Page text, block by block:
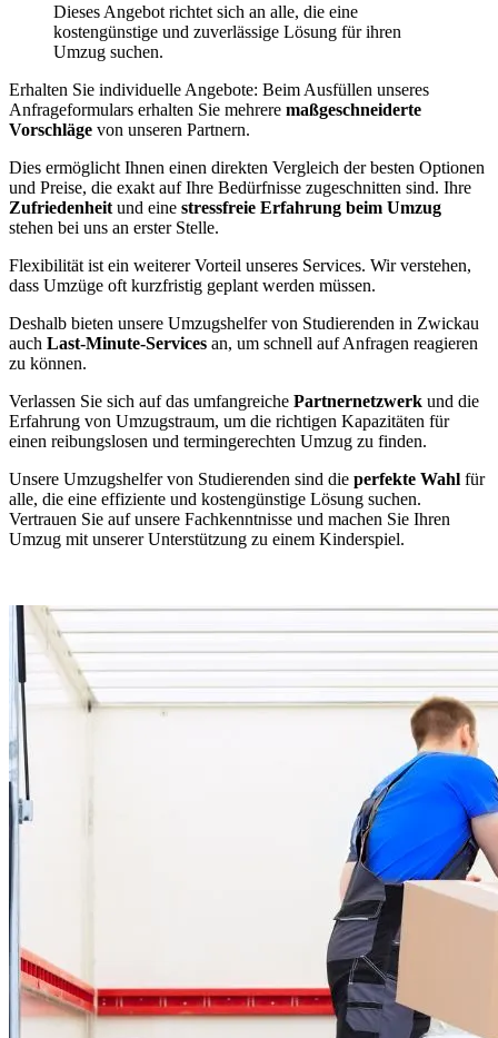
Dieses Angebot richtet sich an alle, die eine
kostengünstige und zuverlässige Lösung für ihren
Umzug suchen.
Erhalten Sie individuelle Angebote: Beim Ausfüllen unseres
Anfrageformulars erhalten Sie mehrere maßgeschneiderte
Vorschläge von unseren Partnern.
Dies ermöglicht Ihnen einen direkten Vergleich der besten Optionen
und Preise, die exakt auf Ihre Bedürfnisse zugeschnitten sind. Ihre
Zufriedenheit und eine stressfreie Erfahrung beim Umzug
stehen bei uns an erster Stelle.
Flexibilität ist ein weiterer Vorteil unseres Services. Wir verstehen,
dass Umzüge oft kurzfristig geplant werden müssen.
Deshalb bieten unsere Umzugshelfer von Studierenden in Zwickau
auch Last-Minute-Services an, um schnell auf Anfragen reagieren
zu können.
Verlassen Sie sich auf das umfangreiche Partnernetzwerk und die
Erfahrung von Umzugstraum, um die richtigen Kapazitäten für
einen reibungslosen und termingerechten Umzug zu finden.
Unsere Umzugshelfer von Studierenden sind die perfekte Wahl für
alle, die eine effiziente und kostengünstige Lösung suchen.
Vertrauen Sie auf unsere Fachkenntnisse und machen Sie Ihren
Umzug mit unserer Unterstützung zu einem Kinderspiel.